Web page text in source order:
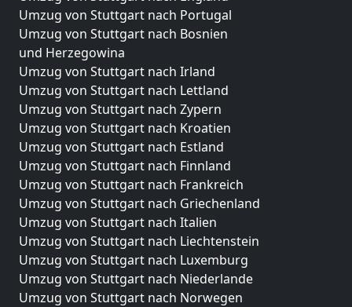
Umzug von Stuttgart nach Portugal
Umzug von Stuttgart nach Bosnien
und Herzegowina
Umzug von Stuttgart nach Irland
Umzug von Stuttgart nach Lettland
Umzug von Stuttgart nach Zypern
Umzug von Stuttgart nach Kroatien
Umzug von Stuttgart nach Estland
Umzug von Stuttgart nach Finnland
Umzug von Stuttgart nach Frankreich
Umzug von Stuttgart nach Griechenland
Umzug von Stuttgart nach Italien
Umzug von Stuttgart nach Liechtenstein
Umzug von Stuttgart nach Luxemburg
Umzug von Stuttgart nach Niederlande
Umzug von Stuttgart nach Norwegen